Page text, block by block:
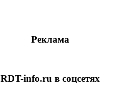
Реклама
RDT-info.ru в соцсетях